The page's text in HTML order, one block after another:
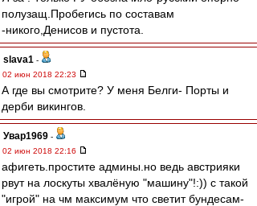
полузащ.Пробегись по составам
-никого,Денисов и пустота.
slava1 -
02 июн 2018 22:23
А где вы смотрите? У меня Белги- Порты и
дерби викингов.
Увар1969 -
02 июн 2018 22:16
афигеть.простите админы.но ведь австрияки
рвут на лоскуты хвалёную "машину"!:)) с такой
"игрой" на чм максимум что светит бундесам-